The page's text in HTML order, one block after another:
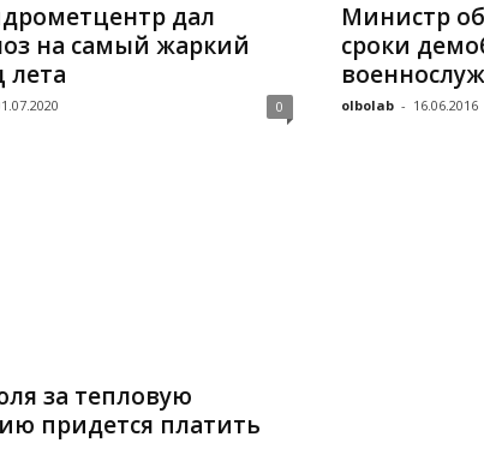
дал
на самый жаркий
лета
0
Министр
сроки
olbolab - 16.06.2016
за тепловую
придется платить